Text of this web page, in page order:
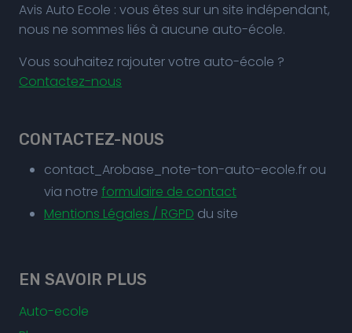
Avis Auto Ecole : vous êtes sur un site indépendant,
nous ne sommes liés à aucune auto-école.
Vous souhaitez rajouter votre auto-école ?
Contactez-nous
CONTACTEZ-NOUS
contact_Arobase_note-ton-auto-ecole.fr ou
via notre formulaire de contact
Mentions Légales / RGPD du site
EN SAVOIR PLUS
Auto-ecole